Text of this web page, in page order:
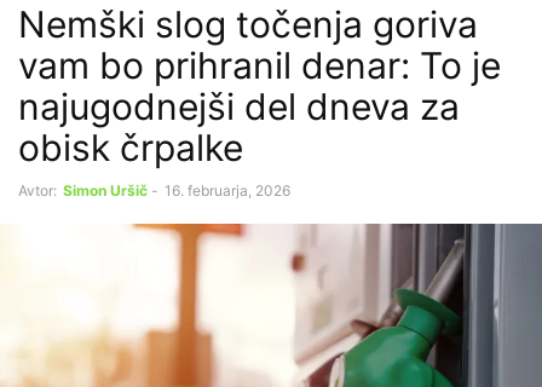
Nemški slog točenja goriva
vam bo prihranil denar: To je
najugodnejši del dneva za
obisk črpalke
Avtor: Simon Uršič - 16. februarja, 2026